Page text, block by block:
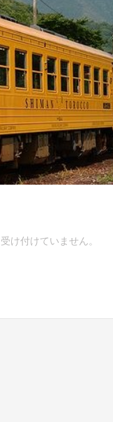
け付けていません。